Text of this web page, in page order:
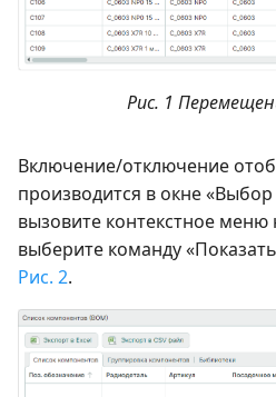
Рис. 1
Включение/отключение
производится в окне
вызовите контекстное меню
выберите команду
Рис. 2.